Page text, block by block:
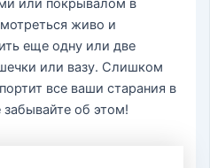
или покрывалом в
живо и
еще одну или две
или вазу. Слишком
все ваши старания в
об этом!